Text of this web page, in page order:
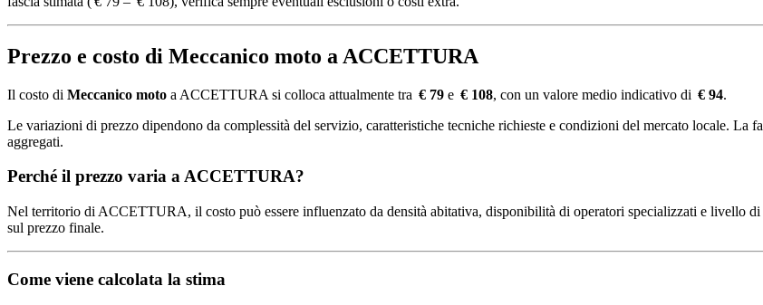
Prezzo e costo di Meccanico moto a ACCETTURA
Il costo di Meccanico moto a ACCETTURA si colloca attualmente tra € 79 e € 108, con un valore medio indicativo di € 94.
Le variazioni di prezzo dipendono da complessità del servizio, caratteristiche tecniche richieste e condizioni del mercato locale. La
aggregati.
Perché il prezzo varia a ACCETTURA?
Nel territorio di ACCETTURA, il costo può essere influenzato da densità abitativa, disponibilità di operatori specializzati e livello
sul prezzo finale.
Come viene calcolata la stima